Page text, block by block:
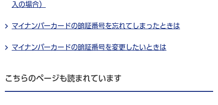
入の場合）
マイナンバーカードの暗証番号を忘れてしまったときは
マイナンバーカードの暗証番号を変更したいときは
こちらのページも読まれています